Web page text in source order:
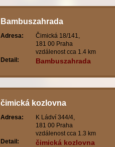
Bambuszahrada
Adresa:
Čimická 18/141,
181 00 Praha
vzdálenost cca 1.4 km
Detail:
Bambuszahrada
čimická kozlovna
Adresa:
K Ládví 344/4,
181 00 Praha
vzdálenost cca 1.3 km
Detail:
čimická kozlovna